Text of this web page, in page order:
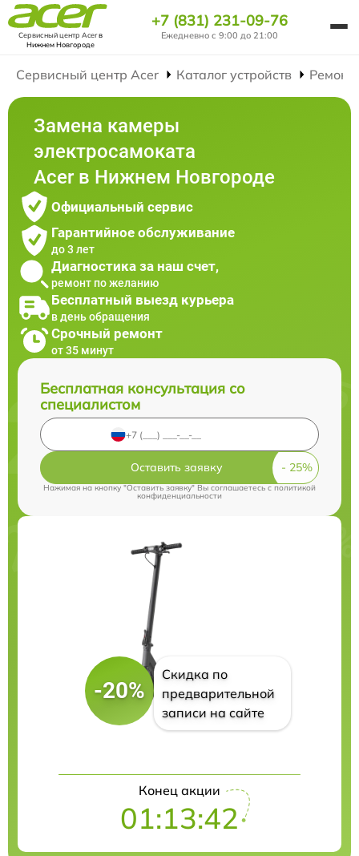
Сервисный центр Acerв
Нижнем Новгороде
+7 (831) 231-09-76
Ежедневно с 9:00 до 21:00
Сервисный центр Acer Каталог устройств Ремонт
Замена камеры
электросамоката
Acer в Нижнем Новгороде
Официальный сервис
Гарантийное обслуживание
до 3 лет
Диагностика за наш счет,
ремонт по желанию
Бесплатный выезд курьера
в день обращения
Срочный ремонт
от 35 минут
Бесплатная консультация со
специалистом
Оставить заявку
Нажимая на кнопку "Оставить заявку" Вы соглашаетесь cполитикой
конфиденциальности
-20%
Скидка по
предварительной
записи на сайте
Конец акции
01:13:41